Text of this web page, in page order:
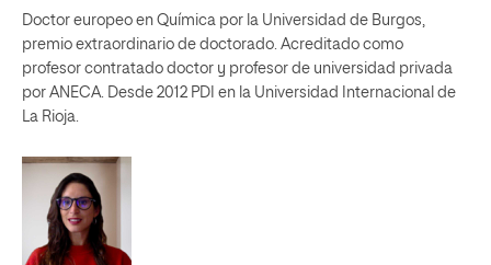
Doctor europeo en Química por la Universidad de Burgos,
premio extraordinario de doctorado. Acreditado como
profesor contratado doctor y profesor de universidad privada
por ANECA. Desde 2012 PDI en la Universidad Internacional de
La Rioja.